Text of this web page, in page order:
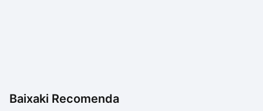
Baixaki Recomenda